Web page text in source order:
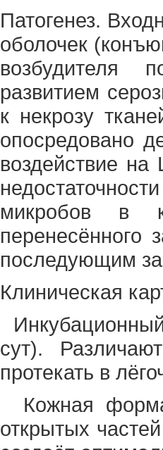
Патогенез.
оболочек
возбудителя
развитием
к некрозу
опосредовано
воздействие
микробов в
перенесённого
последующим
Клиническая
сут).
протекать в
Кожная
открытых